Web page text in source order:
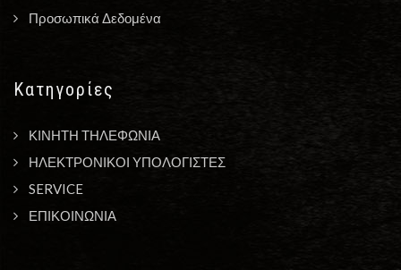
Προσωπικά Δεδομένα
Κατηγορίες
ΚΙΝΗΤΗ ΤΗΛΕΦΩΝΙΑ
ΗΛΕΚΤΡΟΝΙΚΟΙ ΥΠΟΛΟΓΙΣΤΕΣ
SERVICE
ΕΠΙΚΟΙΝΩΝΙΑ